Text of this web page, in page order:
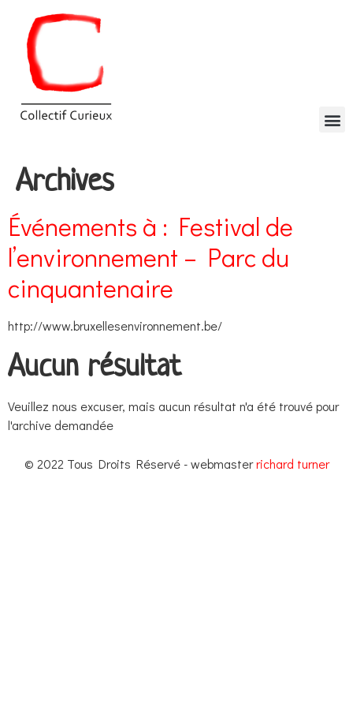
Archives
Événements à : Festival de
l’environnement – Parc du
cinquantenaire
http://www.bruxellesenvironnement.be/
Aucun résultat
Veuillez nous excuser, mais aucun résultat n'a été trouvé pour
l'archive demandée
© 2022 Tous Droits Réservé - webmasterrichard turner